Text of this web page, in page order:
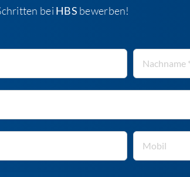
bei HBS bewerben!